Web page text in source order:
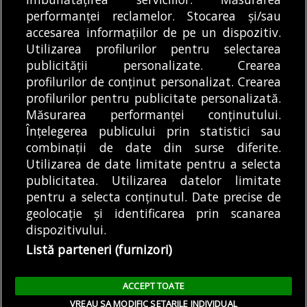
selecția specialiștilor din comisiile de
jurizare
MODIFICĂ SETĂRILE COOKIES
© Copyright 2025 - Buletin de București.
Găzduit dePresslabs.com. Powered by TRS Design.
Despre
Noi
Media
Kit
Politică De
Confidențialitate
Cookie
Policy (EU)
Cookie
Policy
Tweet
Facebook
Share this selection
Tweet
performanței reclamelor. Stocarea și/sau
accesarea informațiilor de pe un dispozitiv.
Utilizarea profilurilor pentru selectarea
publicității personalizate. Crearea
profilurilor de conținut personalizat. Crearea
profilurilor pentru publicitate personalizată.
Măsurarea performanței conținutului.
Înțelegerea publicului prin statistici sau
combinații de date din surse diferite.
Utilizarea de date limitate pentru a selecta
publicitatea. Utilizarea datelor limitate
pentru a selecta conținutul. Date precise de
geolocație și identificarea prin scanarea
dispozitivului.
Listă parteneri (furnizori)
ACCEPT TOATE
VREAU SA MODIFIC SETARILE INDIVIDUAL